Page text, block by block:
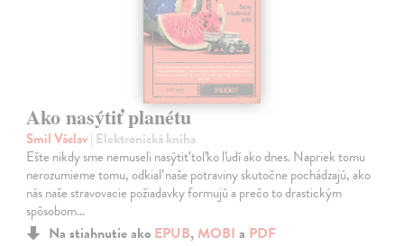
Ako nasýtiť planétu
Smil Václav| Elektronická kniha
Ešte nikdy sme nemuseli nasýtiť toľko ľudí ako dnes. Napriek tomu
nerozumieme tomu, odkiaľ naše potraviny skutočne pochádzajú, ako
nás naše stravovacie požiadavky formujú a prečo to drastickým
spôsobom…
Na stiahnutie ako EPUB, MOBI a PDF